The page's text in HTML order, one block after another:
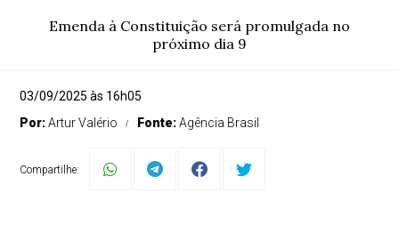
Emenda à Constituição será promulgada no
próximo dia 9
03/09/2025 às 16h05
Por:Artur Valério Fonte:Agência Brasil
Compartilhe: